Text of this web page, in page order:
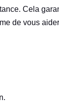
Cela
de vous